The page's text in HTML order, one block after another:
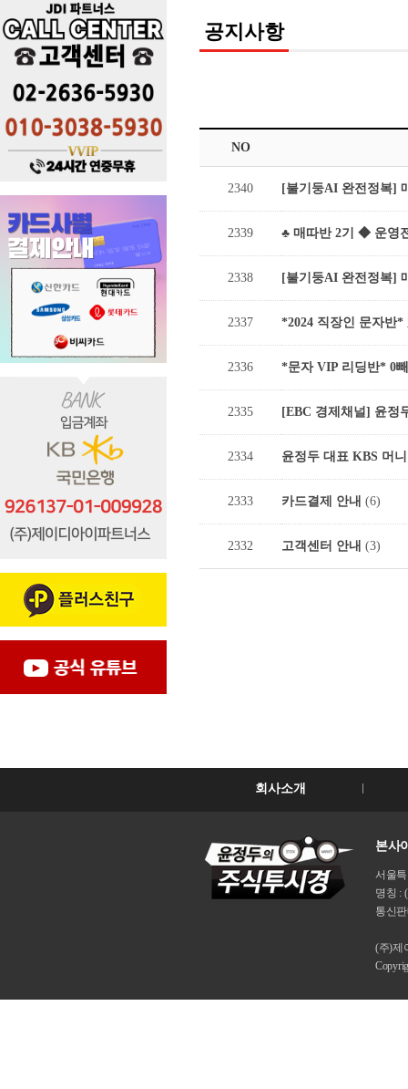
공지사항
NO
2340 [불기둥AI 완전정복]
2339 ♣ 매따반 2기 ◆ 운영
2338 [불기둥AI 완전정복]
2337 *2024 직장인 문자반*
2336 *문자 VIP 리딩반* 0
2335 [EBC 경제채널] 윤정
2334 윤정두 대표 KBS 머
2333 카드결제 안내 (6)
2332 고객센터 안내 (3)
회사소개
본사
서울
명칭 :
통신
(주)제